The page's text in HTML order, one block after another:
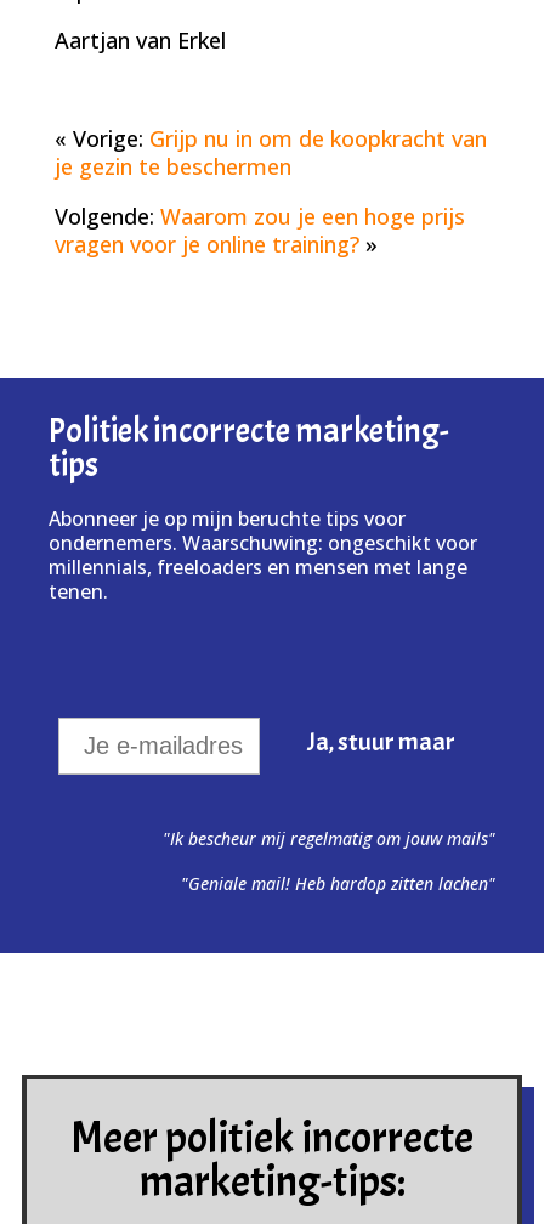
Aartjan van Erkel
« Vorige: Grijp nu in om de koopkracht van
je gezin te beschermen
Volgende: Waarom zou je een hoge prijs
vragen voor je online training?»
Politiek incorrecte marketing-
tips
Abonneer je op mijn beruchte tips voor
ondernemers. Waarschuwing: ongeschikt voor
millennials, freeloaders en mensen met lange
tenen.
"Ik bescheur mij regelmatig om jouw mails"
"Geniale mail! Heb hardop zitten lachen"
Meer politiek incorrecte
marketing-tips: